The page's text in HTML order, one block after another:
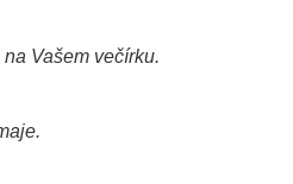
Vašem večírku.